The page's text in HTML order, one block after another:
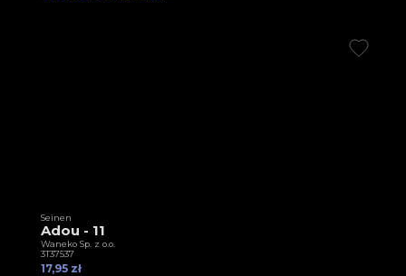
Seinen
Adou - 11
Waneko Sp. z o.o.
3T37537
17,95 zł